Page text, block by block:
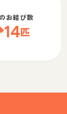
お結び数
14匹